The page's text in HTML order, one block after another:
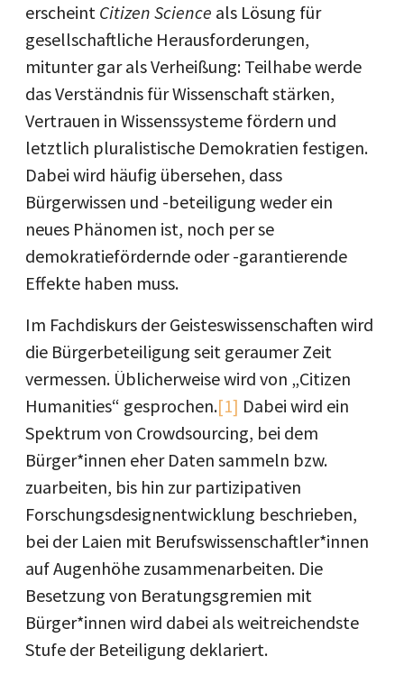
erscheint Citizen Science als Lösung für
gesellschaftliche Herausforderungen,
mitunter gar als Verheißung: Teilhabe werde
das Verständnis für Wissenschaft stärken,
Vertrauen in Wissenssysteme fördern und
letztlich pluralistische Demokratien festigen.
Dabei wird häufig übersehen, dass
Bürgerwissen und -beteiligung weder ein
neues Phänomen ist, noch per se
demokratiefördernde oder -garantierende
Effekte haben muss.
Im Fachdiskurs der Geisteswissenschaften wird
die Bürgerbeteiligung seit geraumer Zeit
vermessen. Üblicherweise wird von „Citizen
Humanities“ gesprochen.[1] Dabei wird ein
Spektrum von Crowdsourcing, bei dem
Bürger*innen eher Daten sammeln bzw.
zuarbeiten, bis hin zur partizipativen
Forschungsdesignentwicklung beschrieben,
bei der Laien mit Berufswissenschaftler*innen
auf Augenhöhe zusammenarbeiten. Die
Besetzung von Beratungsgremien mit
Bürger*innen wird dabei als weitreichendste
Stufe der Beteiligung deklariert.